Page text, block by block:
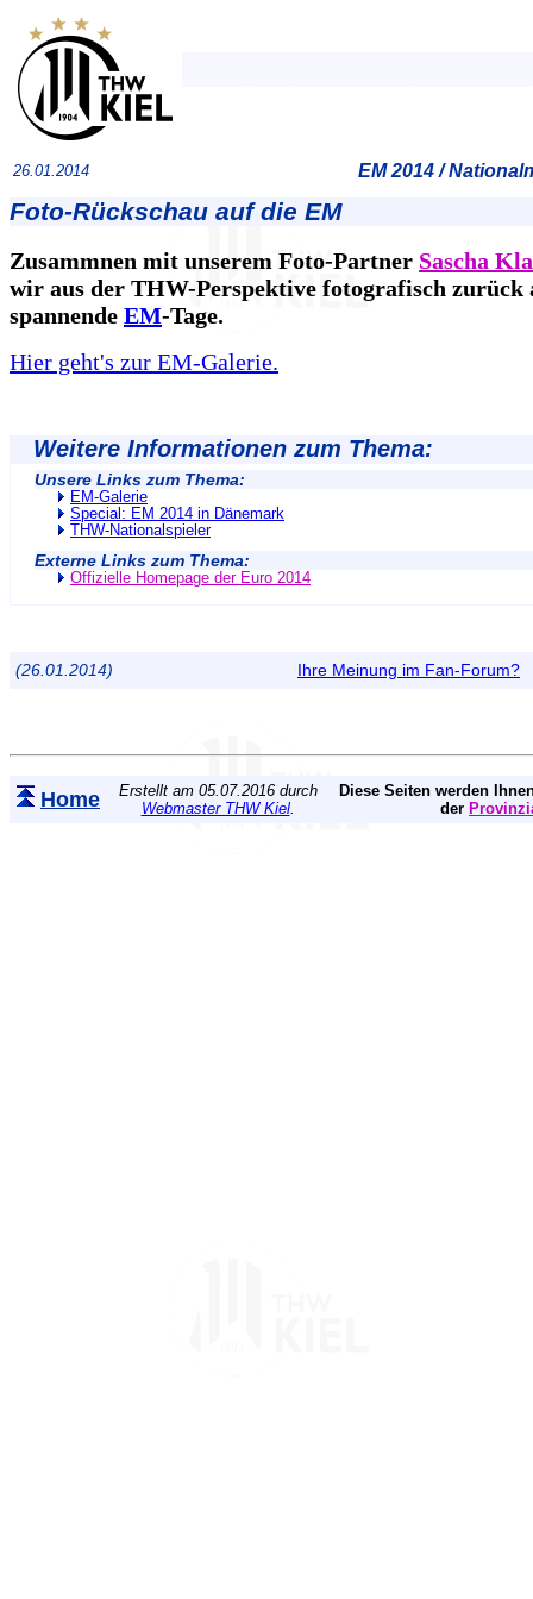
26.01.2014 EM 2014 /
Foto-Rückschau auf die EM
Zusammnen mit unserem Foto-Partner Sascha
wir aus der THW-Perspektive fotografisch zurück
spannende EM-Tage.
Hier geht's zur EM-Galerie.
Weitere Informationen zum Thema:
Unsere Links zum Thema:
EM-Galerie
Special: EM 2014 in Dänemark
THW-Nationalspieler
Externe Links zum Thema:
Offizielle Homepage der Euro 2014
(26.01.2014) Ihre Meinung im Fan-Forum?
Home
Erstellt am 05.07.2016 durch
Webmaster THW Kiel.
Diese Seiten werden
der